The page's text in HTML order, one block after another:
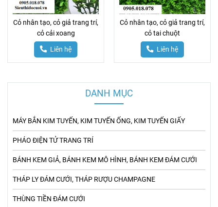
Cỏ nhân tạo, cỏ giả trang trí,
cỏ cải xoang
Liên hệ
Cỏ nhân tạo, cỏ giả trang trí,
cỏ tai chuột
Liên hệ
DANH MỤC
MÁY BẮN KIM TUYẾN, KIM TUYẾN ỐNG, KIM TUYẾN GIẤY
PHÁO ĐIỆN TỬ TRANG TRÍ
BÁNH KEM GIẢ, BÁNH KEM MÔ HÌNH, BÁNH KEM ĐÁM CƯỚI
THÁP LY ĐÁM CƯỚI, THÁP RƯỢU CHAMPAGNE
THÙNG TIỀN ĐÁM CƯỚI